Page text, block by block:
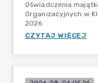
Oświadczenia
Organizacyjnych w
2026
CZYTAJ WIĘCEJ